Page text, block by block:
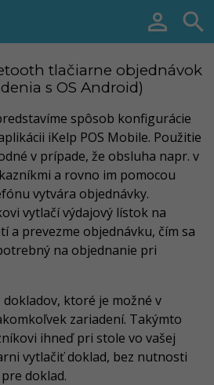
 
tlačiarne objednávok
s OS Android)
spôsob konfigurácie
iKelp POS Mobile. Použitie
v prípade, že obsluha napr. v
a rovno im pomocou
vytvára objednávky.
vytlačí výdajový lístok na
a prevezme objednávku, čím sa
na objednanie pri
ktoré je možné v
zariadení. Takýmto
ihneď pri stole vo vašej
vytlačiť doklad, bez nutnosti
doklad.